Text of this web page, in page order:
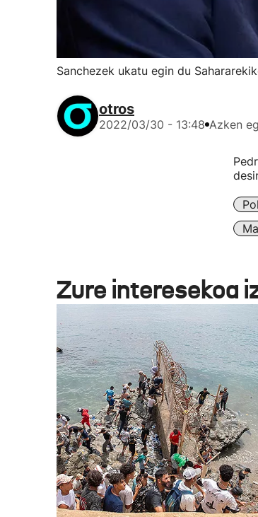
Sanchezek ukatu egin du
otros
2022/03/30 - 13:48 Azken
Zure interesekoa